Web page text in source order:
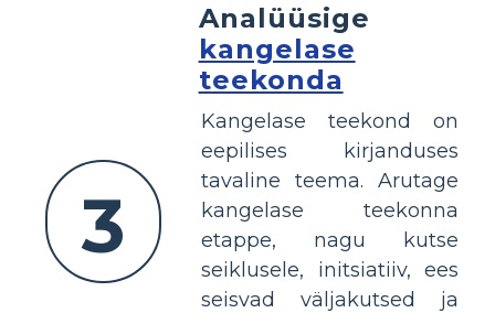
3
Analüüsige
kangelase
teekonda
Kangelase teekond on
eepilises kirjanduses
tavaline teema. Arutage
kangelase teekonna
etappe, nagu kutse
seiklusele, initsiatiiv, ees
seisvad väljakutsed ja